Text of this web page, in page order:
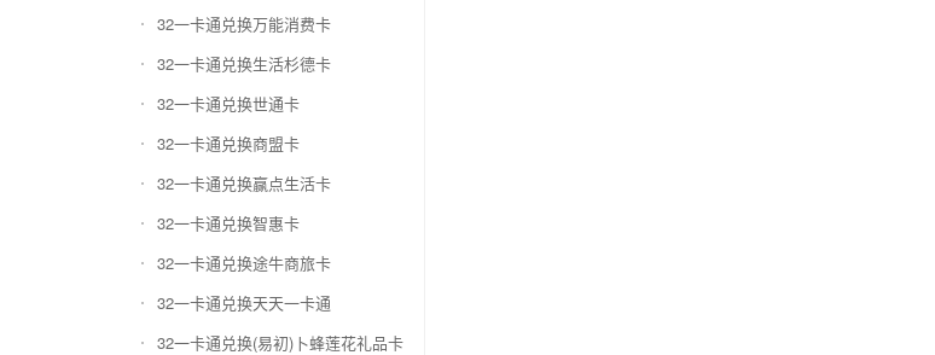
32一卡通兑换万能消费卡
32一卡通兑换生活杉德卡
32一卡通兑换世通卡
32一卡通兑换商盟卡
32一卡通兑换赢点生活卡
32一卡通兑换智惠卡
32一卡通兑换途牛商旅卡
32一卡通兑换天天一卡通
32一卡通兑换(易初)卜蜂莲花礼品卡